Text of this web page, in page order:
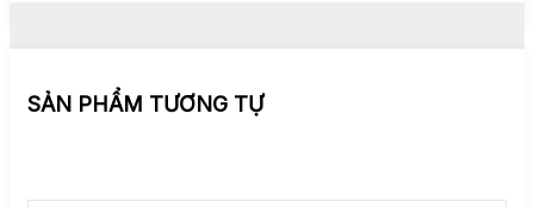
SẢN PHẨM TƯƠNG TỰ